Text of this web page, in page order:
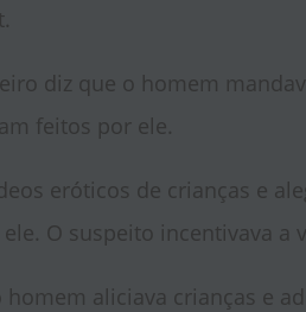
diz que o homem
feitos por ele.
eróticos de crianças e
O suspeito incentivava
homem aliciava crianças e